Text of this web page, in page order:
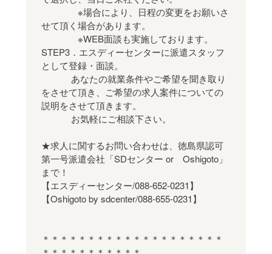
※場合により、日程の変更をお願いさ
せて頂く場合があります。
※WEB面談も実施しております。
STEP3．エスディーセンターに派遣スタッフ
として登録・面談。
あなたの就業条件やご希望を聞き取り
をさせて頂き、ご希望の求人案件についての
説明をさせて頂きます。
お気軽にご相談下さい。
★求人に関するお問い合わせは、徳島県認可
第一号派遣会社「SDセンター or Oshigoto」
まで！
【エスディーセンター/088-652-0231】
【Oshigoto by sdcenter/088-655-0231】
＊＊＊＊＊＊＊＊＊＊＊＊＊＊＊＊＊＊＊＊